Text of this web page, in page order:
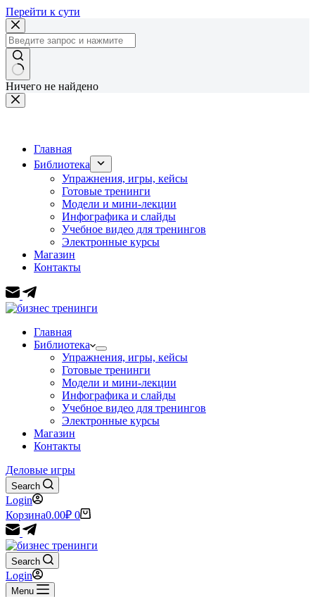
Перейти к сути
Ничего не найдено
Главная
Библиотека
Упражнения, игры, кейсы
Готовые тренинги
Модели и мини-лекции
Инфографика и слайды
Учебное видео для тренингов
Электронные курсы
Магазин
Контакты
Главная
Библиотека
Упражнения, игры, кейсы
Готовые тренинги
Модели и мини-лекции
Инфографика и слайды
Учебное видео для тренингов
Электронные курсы
Магазин
Контакты
Деловые игры
Search
Login
Корзина0.00₽ 0
Search
Login
Menu